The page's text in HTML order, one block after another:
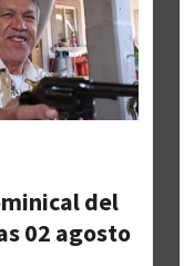
del
02 agosto